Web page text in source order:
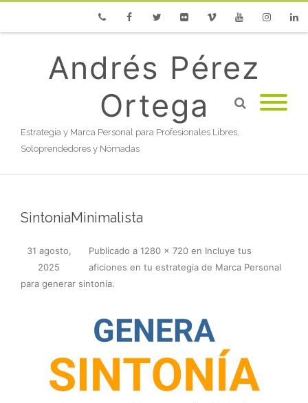
Andrés Pérez
Ortega
Estrategia y Marca Personal para Profesionales Libres,
Soloprendedores y Nómadas
SintoniaMinimalista
Publicado
31 agosto,
2025
a 1280 × 720 en Incluye tus
aficiones en tu estrategia de Marca Personal
para generar sintonía.